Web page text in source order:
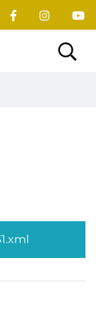
du village